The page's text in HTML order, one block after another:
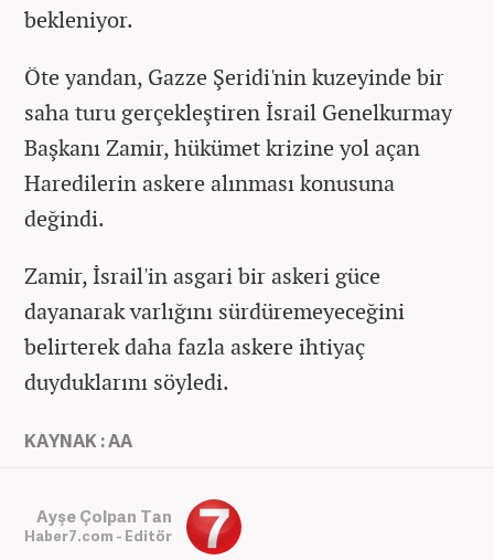
bekleniyor.
Öte yandan, Gazze Şeridi'nin kuzeyinde bir
saha turu gerçekleştiren İsrail Genelkurmay
Başkanı Zamir, hükümet krizine yol açan
Haredilerin askere alınması konusuna
değindi.
Zamir, İsrail'in asgari bir askeri güce
dayanarak varlığını sürdüremeyeceğini
belirterek daha fazla askere ihtiyaç
duyduklarını söyledi.
KAYNAK : AA
Ayşe Çolpan Tan
Haber7.com - Editör